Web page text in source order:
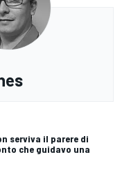
serviva il parere di
che guidavo una